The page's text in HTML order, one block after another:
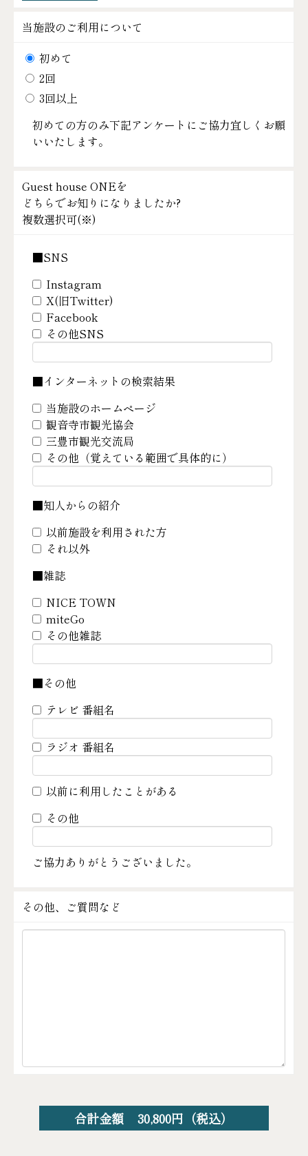
当施設のご利用について
初めて
2回
3回以上
初めての方のみ下記アンケートにご協力宜しくお願
いいたします。
Guest house ONEを
どちらでお知りになりましたか?
複数選択可(※)
■SNS
Instagram
X(旧Twitter)
Facebook
その他SNS
■インターネットの検索結果
当施設のホームページ
観音寺市観光協会
三豊市観光交流局
その他（覚えている範囲で具体的に）
■知人からの紹介
以前施設を利用された方
それ以外
■雑誌
NICE TOWN
miteGo
その他雑誌
■その他
テレビ 番組名
ラジオ 番組名
以前に利用したことがある
その他
ご協力ありがとうございました。
その他、ご質問など
合計金額 30,800円（税込）